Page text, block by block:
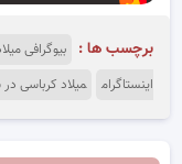
برچسب ها : بیوگرافی
اینستاگرام
میلاد کرباسی در